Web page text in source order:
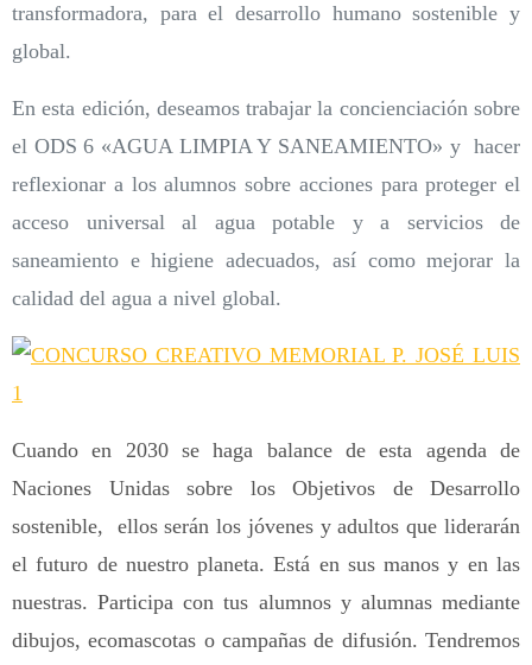
transformadora, para el desarrollo humano sostenible y
global.
En esta edición, deseamos trabajar la concienciación sobre
el ODS 6 «AGUA LIMPIA Y SANEAMIENTO» y hacer
reflexionar a los alumnos sobre acciones para proteger el
acceso universal al agua potable y a servicios de
saneamiento e higiene adecuados, así como mejorar la
calidad del agua a nivel global.
Cuando en 2030 se haga balance de esta agenda de
Naciones Unidas sobre los Objetivos de Desarrollo
sostenible, ellos serán los jóvenes y adultos que liderarán
el futuro de nuestro planeta. Está en sus manos y en las
nuestras. Participa con tus alumnos y alumnas mediante
dibujos, ecomascotas o campañas de difusión. Tendremos